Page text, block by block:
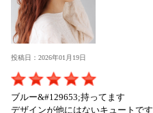
投稿日：2026年01月19日
ブルー&#129653;持ってます
デザインが他にはないキュートです